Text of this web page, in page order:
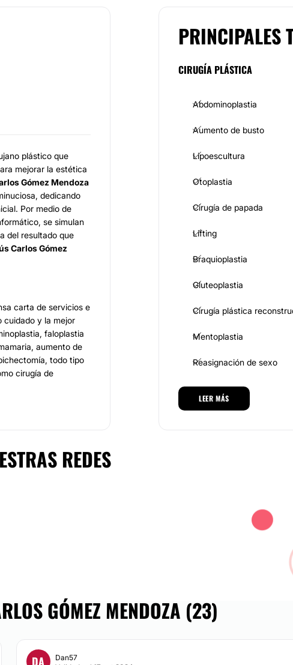
plástico que
mejorar la estética
Gómez Mendoza
dedicando
Por medio de
se simulan
del resultado que
Carlos Gómez
carta de servicios e
cuidado y la mejor
faloplastia
aumento de
todo tipo
cirugía de
la eliminación de la
en los
a conseguir esa
PRINCIPALES
CIRUGÍA PLÁSTICA
Abdominoplastia
Aumento de busto
Lipoescultura
Otoplastia
Cirugía de papada
Lifting
Braquioplastia
Gluteoplastia
Cirugía plástica
Mentoplastia
Reasignación de sexo
MEDICINA ESTÉTICA
Rejuvenecimiento facial
Labioplastia
LEER MÁS
REDES
GÓMEZ MENDOZA (23)
DA
Dan57